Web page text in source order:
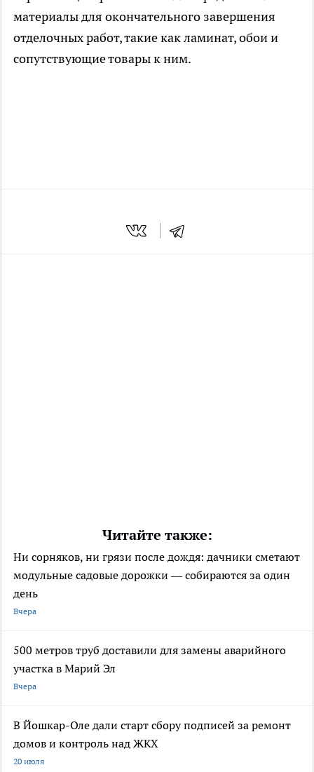
материалы для окончательного завершения
отделочных работ, такие как ламинат, обои и
сопутствующие товары к ним.
Читайте также:
Ни сорняков, ни грязи после дождя: дачники сметают
модульные садовые дорожки — собираются за один
день
Вчера
500 метров труб доставили для замены аварийного
участка в Марий Эл
Вчера
В Йошкар-Оле дали старт сбору подписей за ремонт
домов и контроль над ЖКХ
20 июля